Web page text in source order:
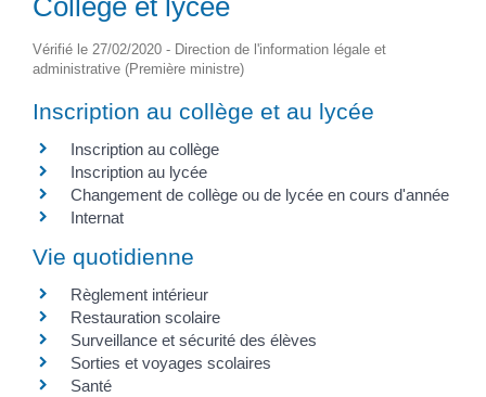
Vérifié le 27/02/2020 - Direction de l'information légale et
administrative (Première ministre)
Inscription au collège et au lycée
Inscription au collège
Inscription au lycée
Changement de collège ou de lycée en cours d'année
Internat
Vie quotidienne
Règlement intérieur
Restauration scolaire
Surveillance et sécurité des élèves
Sorties et voyages scolaires
Santé